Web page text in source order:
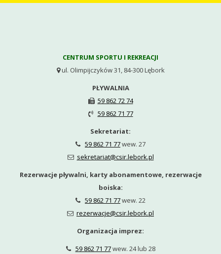
CENTRUM SPORTU I REKREACJI
ul. Olimpijczyków 31, 84-300 Lębork
PŁYWALNIA
 59 862 72 74

59 862 71 77
Sekretariat:
 59 862 71 77wew. 27
 sekretariat@csir.lebork.pl
Rezerwacje pływalni, karty abonamentowe, rezerwacje
boiska:
 59 862 71 77wew. 22
 rezerwacje@csir.lebork.pl
Organizacja imprez:
 59 862 71 77wew. 24 lub 28